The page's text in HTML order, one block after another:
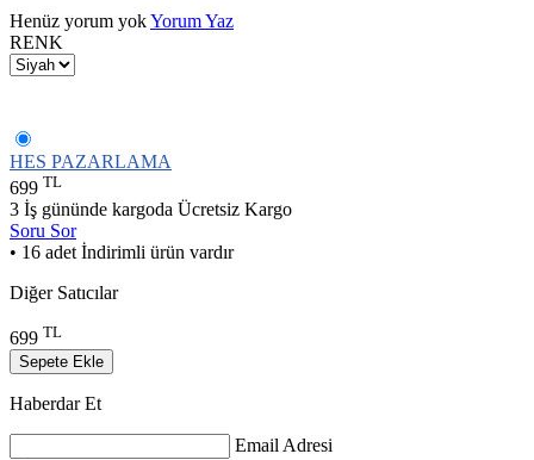
Henüz yorum yokYorum Yaz
RENK
HES PAZARLAMA
699 TL
3 İş gününde kargoda Ücretsiz Kargo
Soru Sor
• 16 adet İndirimli ürün vardır
Diğer Satıcılar
699 TL
Sepete Ekle
Haberdar Et
Email Adresi